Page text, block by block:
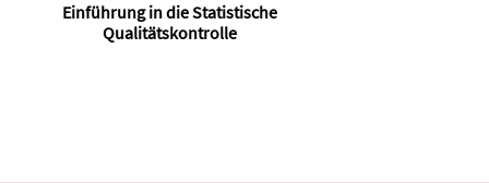
Einführung in die Statistische
Qualitätskontrolle